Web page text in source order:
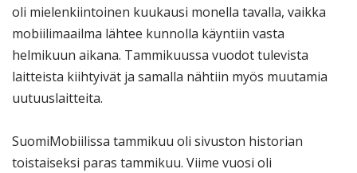
oli mielenkiintoinen kuukausi monella tavalla, vaikka
mobiilimaailma lähtee kunnolla käyntiin vasta
helmikuun aikana. Tammikuussa vuodot tulevista
laitteista kiihtyivät ja samalla nähtiin myös muutamia
uutuuslaitteita.
SuomiMobiilissa tammikuu oli sivuston historian
toistaiseksi paras tammikuu. Viime vuosi oli